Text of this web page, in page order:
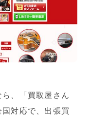
、「買取屋さん
対応で、出張買